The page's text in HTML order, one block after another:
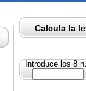
Calcula la
Introduce los 8